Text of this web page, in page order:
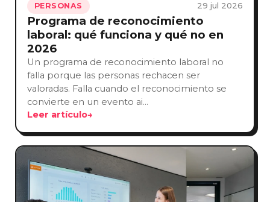
PERSONAS 29 jul 2026
Programa de reconocimiento
laboral: qué funciona y qué no en
2026
Un programa de reconocimiento laboral no
falla porque las personas rechacen ser
valoradas. Falla cuando el reconocimiento se
convierte en un evento ai…
Leer artículo→